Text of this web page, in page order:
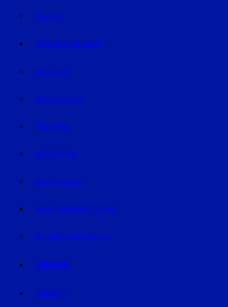
WETTER
SONDERTHEMEN
PODCASTS
KIDS & TEENIES
SENIOREN
KATZ & HUND
VALENTINSTAG
MEINE LIEBESERKLÄRUNG
BUNDESTAGSWAHL 2017
VEREINE
SPORT